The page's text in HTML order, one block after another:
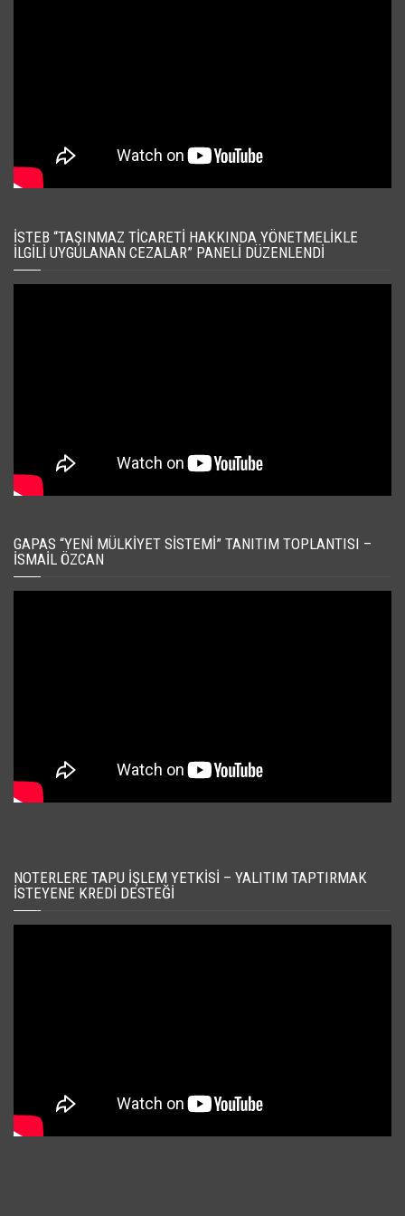
İSTEB “TAŞINMAZ TICARETI HAKKINDA YÖNETMELIKLE
İLGILI UYGULANAN CEZALAR” PANELI DÜZENLENDI
GAPAS “YENI MÜLKIYET SISTEMI” TANITIM TOPLANTISI –
İSMAIL ÖZCAN
NOTERLERE TAPU İŞLEM YETKISI – YALITIM TAPTIRMAK
İSTEYENE KREDI DESTEĞI